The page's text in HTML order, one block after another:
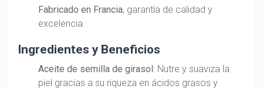
Fabricado en Francia, garantía de calidad y
excelencia.
Ingredientes y Beneficios
Aceite de semilla de girasol: Nutre y suaviza la
piel gracias a su riqueza en ácidos grasos y